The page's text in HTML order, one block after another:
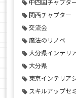
関西チャプター
交流会
魔法のリノベ
大分県インテリ
大分県
東京インテリア
スキルアップセ